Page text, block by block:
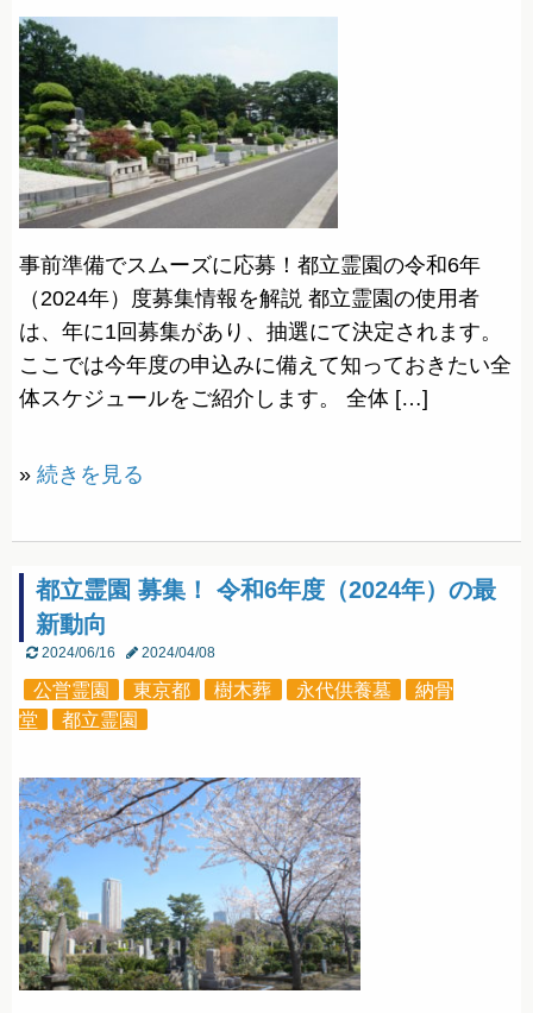
事前準備でスムーズに応募！都立霊園の令和6年
（2024年）度募集情報を解説 都立霊園の使用者
は、年に1回募集があり、抽選にて決定されます。
ここでは今年度の申込みに備えて知っておきたい全
体スケジュールをご紹介します。 全体 […]
» 続きを見る
都立霊園 募集！ 令和6年度（2024年）の最
新動向
2024/06/16 2024/04/08
公営霊園 東京都 樹木葬 永代供養墓
納骨
堂
都立霊園